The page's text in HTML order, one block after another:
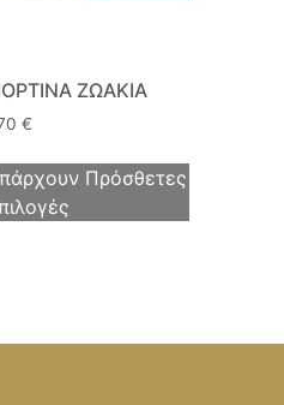
ΖΩΑΚΙΑ
€
Πρόσθετες